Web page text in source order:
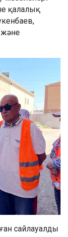
қалалық
сайлауалды